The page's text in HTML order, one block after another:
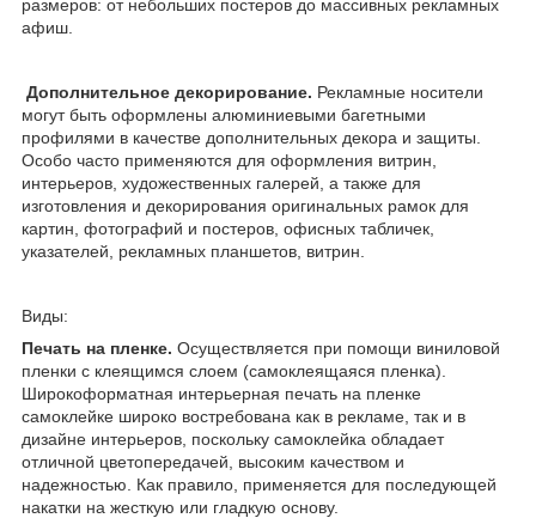
размеров: от небольших постеров до массивных рекламных
афиш.
Дополнительное декорирование. Рекламные носители
могут быть оформлены алюминиевыми багетными
профилями в качестве дополнительных декора и защиты.
Особо часто применяются для оформления витрин,
интерьеров, художественных галерей, а также для
изготовления и декорирования оригинальных рамок для
картин, фотографий и постеров, офисных табличек,
указателей, рекламных планшетов, витрин.
Виды:
Печать на пленке. Осуществляется при помощи виниловой
пленки с клеящимся слоем (самоклеящаяся пленка).
Широкоформатная интерьерная печать на пленке
самоклейке широко востребована как в рекламе, так и в
дизайне интерьеров, поскольку самоклейка обладает
отличной цветопередачей, высоким качеством и
надежностью. Как правило, применяется для последующей
накатки на жесткую или гладкую основу.